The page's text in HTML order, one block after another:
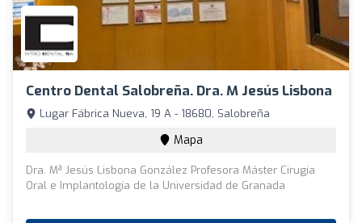
Centro Dental Salobreña. Dra. M Jesús Lisbona
Lugar Fábrica Nueva, 19 A - 18680, Salobreña
Mapa
Dra. Mª Jesús Lisbona González Profesora Máster Cirugía
Oral e Implantología de la Universidad de Granada